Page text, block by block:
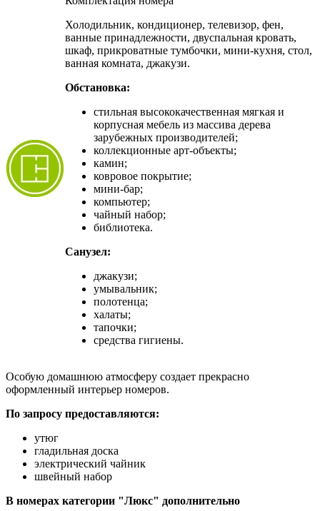
Холодильник, кондиционер, телевизор, фен,
ванные принадлежности, двуспальная кровать,
шкаф, прикроватные тумбочки, мини-кухня, стол,
ванная комната, джакузи.
Обстановка:
стильная высококачественная мягкая и
корпусная мебель из массива дерева
зарубежных производителей;
коллекционные арт-объекты;
камин;
ковровое покрытие;
мини-бар;
компьютер;
чайный набор;
библиотека.
Санузел:
джакузи;
умывальник;
полотенца;
халаты;
тапочки;
средства гигиены.
Особую домашнюю атмосферу создает прекрасно
оформленный интерьер номеров.
По запросу предоставляются:
утюг
гладильная доска
электрический чайник
швейный набор
В номерах категории "Люкс" дополнительно